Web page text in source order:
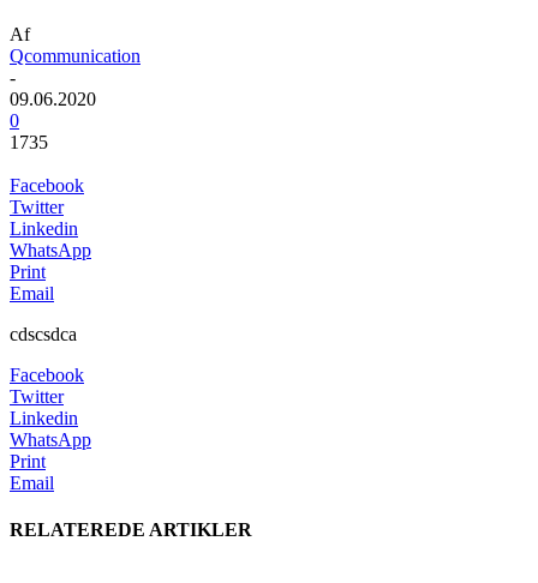
Af
Qcommunication
-
09.06.2020
0
1735
Facebook
Twitter
Linkedin
WhatsApp
Print
Email
cdscsdca
Facebook
Twitter
Linkedin
WhatsApp
Print
Email
RELATEREDE ARTIKLER